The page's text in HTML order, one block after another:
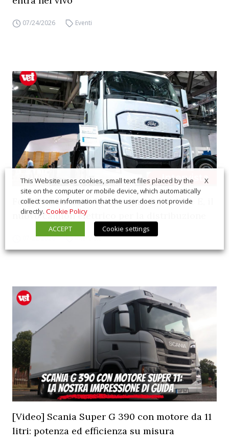
07/24/2026 Eventi
Ford Trucks: ecco la strategia dell’F-Line E, il
nuovo camion elettrico per la distribuzione
07/22/2026 Interviste
[Video] Scania Super G 390 con motore da 11
litri: potenza ed efficienza su misura
X
This Website uses cookies, small text files placed by the
site on the computer or mobile device, which automatically
collect some information that the user does not provide
directly. Cookie Policy
ACCEPT
Cookie settings